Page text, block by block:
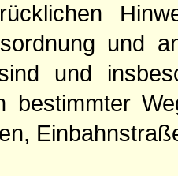
und
und
bestimmter